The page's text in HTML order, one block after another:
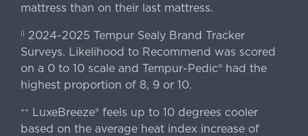
mattress than on their last mattress.
||
2024-2025 Tempur Sealy Brand Tracker
Surveys. Likelihood to Recommend was scored
on a 0 to 10 scale and Tempur-Pedic® had the
highest proportion of 8, 9 or 10.
++
LuxeBreeze® feels up to 10 degrees cooler
based on the average heat index increase of